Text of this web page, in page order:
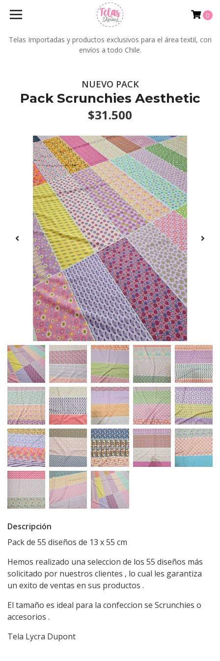
Telas Importadas y productos exclusivos para el área textil, con
envíos a todo Chile.
0
NUEVO PACK
Pack Scrunchies Aesthetic
$31.500
Descripción
Pack de 55 diseños de 13 x 55 cm
Hemos realizado una seleccion de los 55 diseños más
solicitado por nuestros clientes , lo cual les garantiza
un exito de ventas en sus productos .
El tamaño es ideal para la confeccion se Scrunchies o
accesorios .
Tela Lycra Dupont